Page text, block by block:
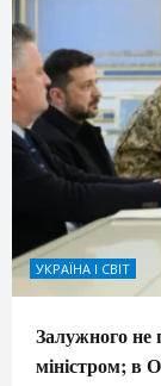
УКРАЇНА І СВІТ
Залужного не
міністром; в